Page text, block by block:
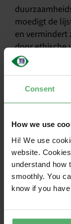
Consent
How we use
Hi! We use
website.
understand how
smoothly. You
know if you
moedigt de
en vermindert
door ethische
categorie met
klanten aan,
activiteiten
“Veel
invloed
Accepted
invloed van
winnen